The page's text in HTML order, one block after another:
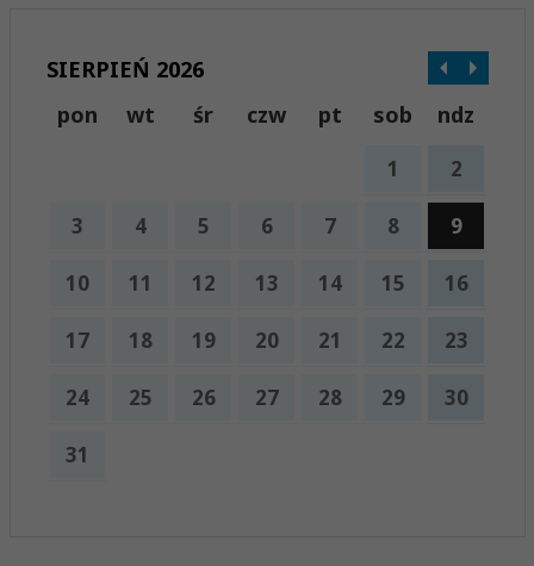
SIERPIEŃ 2026
pon
wt śr czw pt sob ndz
1 2
3 4 5 6 7 8 9
10 11 12 13 14 15 16
17 18 19 20 21 22 23
24 25 26 27 28 29 30
31